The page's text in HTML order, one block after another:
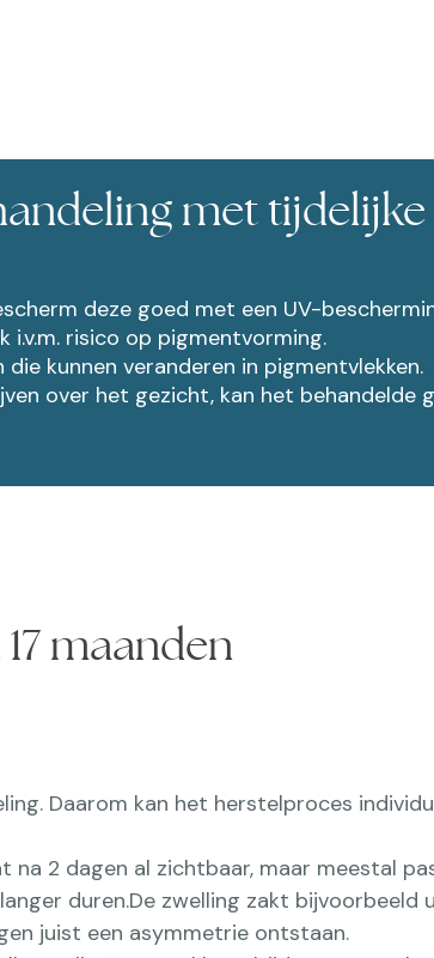
met
deze goed met een UV-
i.v.m. risico op pigmentvorming.
die kunnen veranderen in pigmentvlekken.
over het gezicht, kan het behandelde
maanden
Daarom kan het herstelproces
na 2 dagen al zichtbaar, maar meestal
duren.De zwelling zakt bijvoorbeeld
juist een asymmetrie ontstaan.